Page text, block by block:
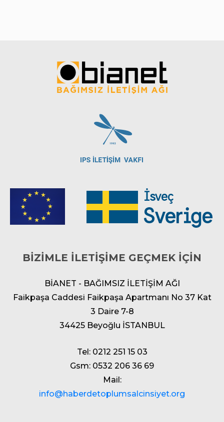
BİZİMLE İLETİŞİME GEÇMEK İÇİN
BİANET - BAĞIMSIZ İLETİŞİM AĞI
Faikpaşa Caddesi Faikpaşa Apartmanı No 37 Kat
3 Daire 7-8
34425 Beyoğlu İSTANBUL
Tel: 0212 251 15 03
Gsm: 0532 206 36 69
Mail:
info@haberdetoplumsalcinsiyet.org